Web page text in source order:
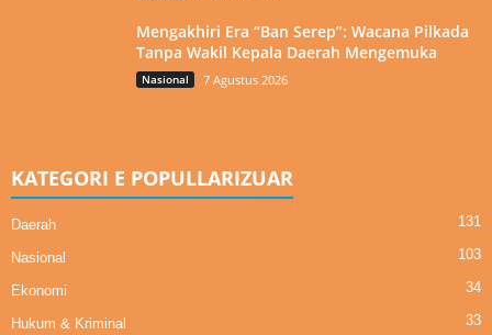
Mengakhiri Era “Ban Serep”: Wacana Pilkada
Tanpa Wakil Kepala Daerah Mengemuka
Nasional 7 Agustus 2026
KATEGORI E POPULLARIZUAR
Daerah 131
Nasional 103
Ekonomi 34
Hukum & Kriminal 33